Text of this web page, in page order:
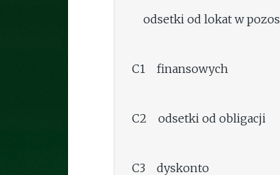
odsetki od lokat w
C1 finansowych
C2 odsetki od obligacji
C3 dyskonto